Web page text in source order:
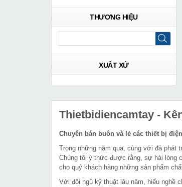
THƯƠNG HIỆU
XUẤT XỨ
Thietbidiencamtay -
Chuyên bán buôn và lẻ các thiết bị
Trong những năm qua, cùng với đà
Chúng tôi ý thức được rằng, sự hài lòng
cho quý khách hàng những sản phẩm
Với đội ngũ kỹ thuật lâu năm, hiểu nghề